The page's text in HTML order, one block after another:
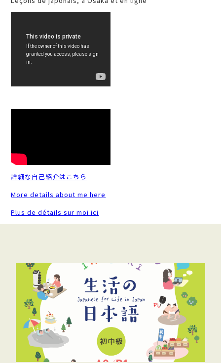
詳細な自己紹介はこちら
More details about me here
Plus de détails sur moi ici